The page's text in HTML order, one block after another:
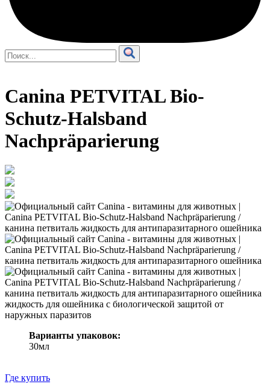
Canina PETVITAL Bio-
Schutz-Halsband
Nachpräparierung
жидкость для ошейника с биологической защитой от
наружных паразитов
Варианты упаковок:
30мл
Где купить